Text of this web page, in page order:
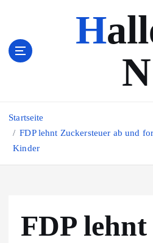
HalleO
N
Startseite
FDP lehnt Zuckersteuer ab und
Kinder
FDP lehnt